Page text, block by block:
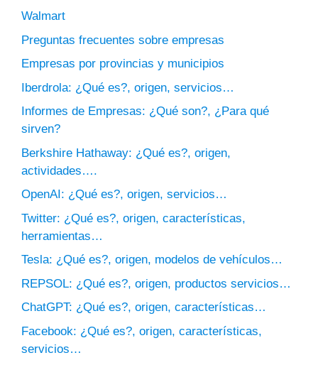
Walmart
Preguntas frecuentes sobre empresas
Empresas por provincias y municipios
Iberdrola: ¿Qué es?, origen, servicios…
Informes de Empresas: ¿Qué son?, ¿Para qué
sirven?
Berkshire Hathaway: ¿Qué es?, origen,
actividades….
OpenAI: ¿Qué es?, origen, servicios…
Twitter: ¿Qué es?, origen, características,
herramientas…
Tesla: ¿Qué es?, origen, modelos de vehículos…
REPSOL: ¿Qué es?, origen, productos servicios…
ChatGPT: ¿Qué es?, origen, características…
Facebook: ¿Qué es?, origen, características,
servicios…